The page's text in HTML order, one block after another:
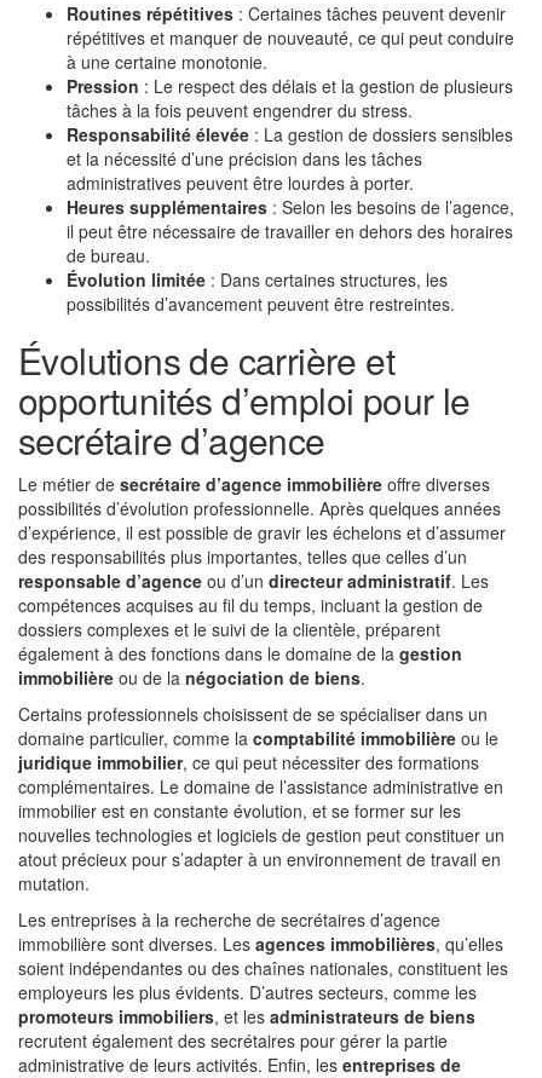
Routines répétitives : Certaines tâches peuvent devenir
répétitives et manquer de nouveauté, ce qui peut conduire
à une certaine monotonie.
Pression : Le respect des délais et la gestion de plusieurs
tâches à la fois peuvent engendrer du stress.
Responsabilité élevée : La gestion de dossiers sensibles
et la nécessité d’une précision dans les tâches
administratives peuvent être lourdes à porter.
Heures supplémentaires : Selon les besoins de l’agence,
il peut être nécessaire de travailler en dehors des horaires
de bureau.
Évolution limitée : Dans certaines structures, les
possibilités d’avancement peuvent être restreintes.
Évolutions de carrière et
opportunités d’emploi pour le
secrétaire d’agence
Le métier de secrétaire d’agence immobilière offre diverses
possibilités d’évolution professionnelle. Après quelques années
d’expérience, il est possible de gravir les échelons et d’assumer
des responsabilités plus importantes, telles que celles d’un
responsable d’agence ou d’un directeur administratif. Les
compétences acquises au fil du temps, incluant la gestion de
dossiers complexes et le suivi de la clientèle, préparent
également à des fonctions dans le domaine de la gestion
immobilière ou de la négociation de biens.
Certains professionnels choisissent de se spécialiser dans un
domaine particulier, comme la comptabilité immobilière ou le
juridique immobilier, ce qui peut nécessiter des formations
complémentaires. Le domaine de l’assistance administrative en
immobilier est en constante évolution, et se former sur les
nouvelles technologies et logiciels de gestion peut constituer un
atout précieux pour s’adapter à un environnement de travail en
mutation.
Les entreprises à la recherche de secrétaires d’agence
immobilière sont diverses. Les agences immobilières, qu’elles
soient indépendantes ou des chaînes nationales, constituent les
employeurs les plus évidents. D’autres secteurs, comme les
promoteurs immobiliers, et les administrateurs de biens
recrutent également des secrétaires pour gérer la partie
administrative de leurs activités. Enfin, les entreprises de